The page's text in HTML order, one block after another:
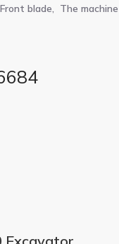
blade, The machine